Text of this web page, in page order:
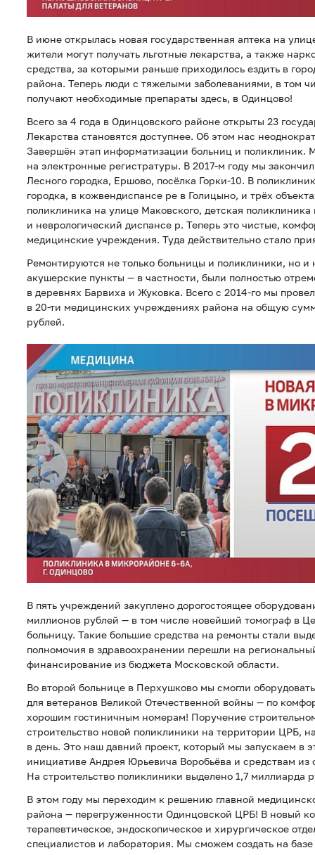
В июне открылась новая государственная аптека на
жители могут получать льготные лекарства, а также
средства, за которыми раньше приходилось ездить в
района. Теперь люди с тяжелыми заболеваниями, в том
получают необходимые препараты здесь, в Одинцово!
Всего за 4 года в Одинцовского районе открыты 23
Лекарства становятся доступнее. Об этом нас
Завершён этап информатизации больниц и поликлиник.
на электронные регистратуры. В 2017-м году мы
Лесного городка, Ершово, посёлка Горки-10. В
городка, в кожвендиспансе ре в Голицыно, и трёх
поликлиника на улице Маковского, детская
и неврологический диспансе р. Теперь это чистые,
медицинские учреждения. Туда действительно стало
Ремонтируются не только больницы и поликлиники, но и
акушерские пункты — в частности, были полностью
в деревнях Барвиха и Жуковка. Всего с 2014-го мы
в 20-ти медицинских учреждениях района на общую
рублей.
В пять учреждений закуплено дорогостоящее
миллионов рублей — в том числе новейший томограф в
больницу. Такие большие средства на ремонты стали
полномочия в здравоохранении перешли на
финансирование из бюджета Московской области.
Во второй больнице в Перхушково мы смогли
для ветеранов Великой Отечественной войны — по
хорошим гостиничным номерам! Поручение
строительство новой поликлиники на территории ЦРБ,
в день. Это наш давний проект, который мы запускаем в
инициативе Андрея Юрьевича Воробьёва и средствам из
На строительство поликлиники выделено 1,7 миллиарда
В этом году мы переходим к решению главной
района — перегруженности Одинцовской ЦРБ! В новый
терапевтическое, эндоскопическое и хирургическое
специалистов и лаборатория. Мы сможем создать на